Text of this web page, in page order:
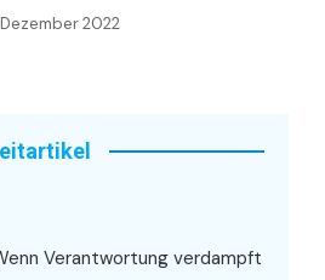
2022
Verantwortung verdampft